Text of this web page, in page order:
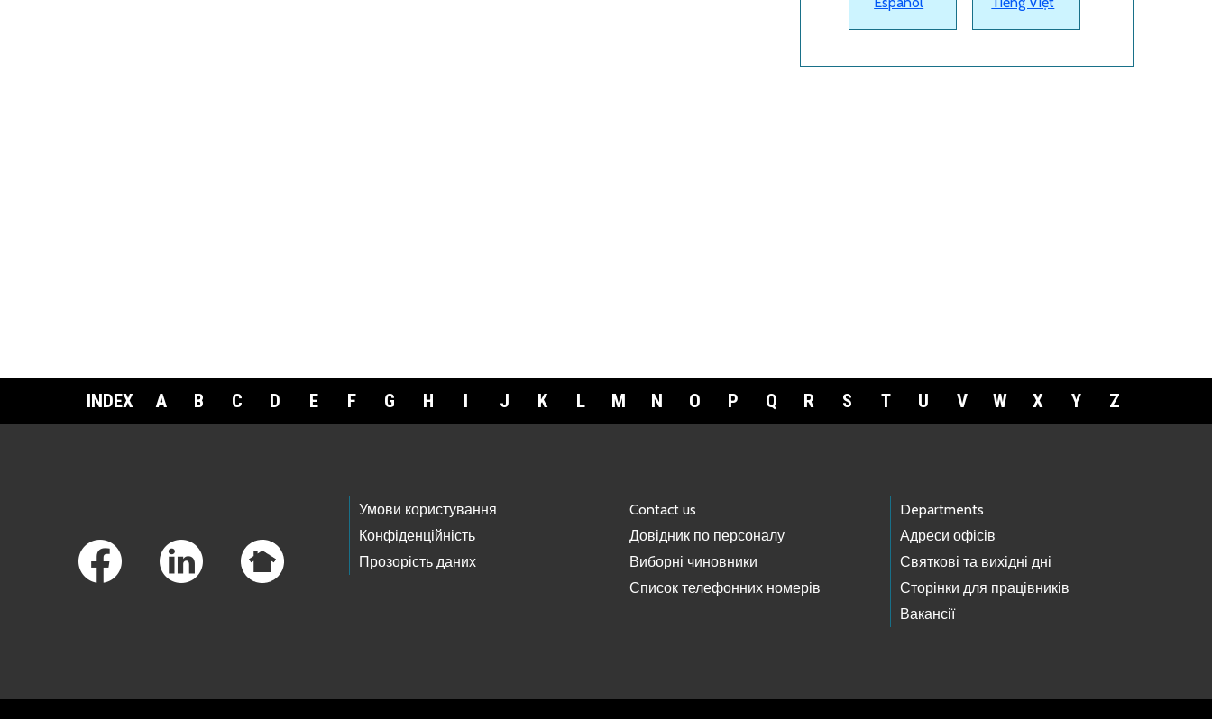
INDEX A B C D E F G H I J K L M N O P Q R S T U V W X Y Z
Умови користування
Конфіденційність
Прозорість даних
Contact us
Довідник по персоналу
Виборні чиновники
Список телефонних номерів
Departments
Адреси офісів
Святкові та вихідні дні
Сторінки для працівників
Вакансії